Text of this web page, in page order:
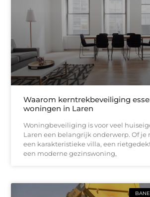
Waarom kerntrekbeveiliging
woningen in Laren
Woningbeveiliging is voor veel
Laren een belangrijk onderwerp. Of je
een karakteristieke villa, een
een moderne gezinswoning,